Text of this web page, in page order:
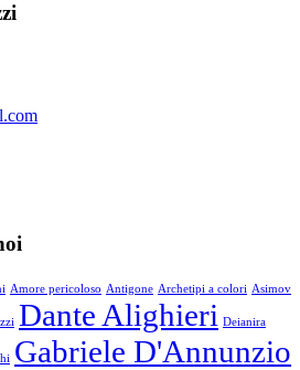
Amore pericoloso Antigone Archetipi a colori Asimov
Dante Alighieri Deianira
Gabriele D'Annunzio